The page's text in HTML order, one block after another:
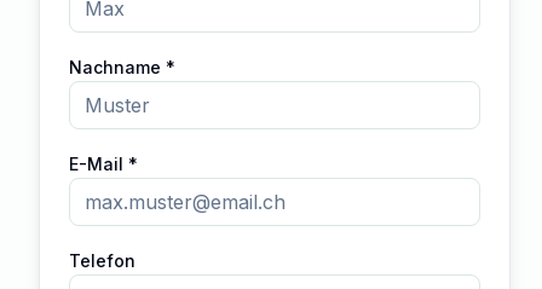
Nachname *
E-Mail *
Telefon